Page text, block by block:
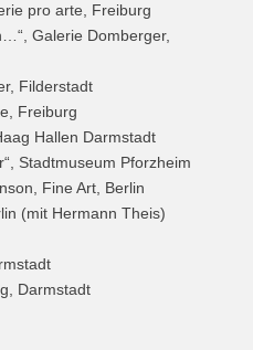
pro arte, Freiburg
Galerie Domberger,
Filderstadt
Freiburg
Hallen Darmstadt
Stadtmuseum Pforzheim
Fine Art, Berlin
(mit Hermann Theis)
Darmstadt